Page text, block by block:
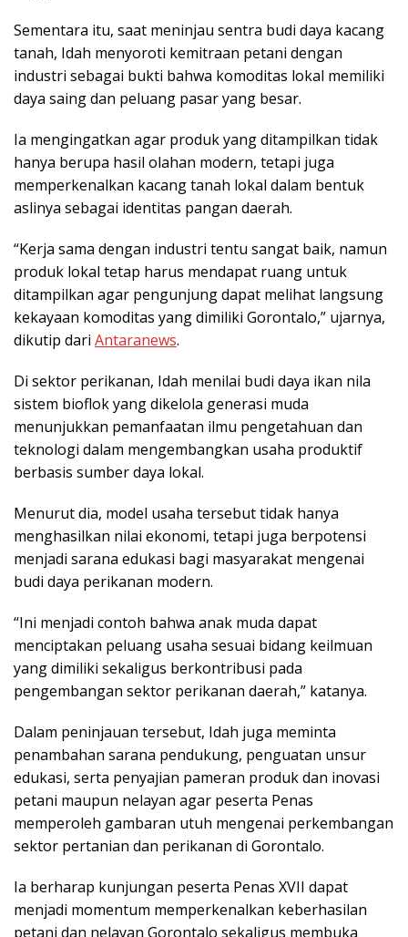
Sementara itu, saat meninjau sentra budi daya kacang
tanah, Idah menyoroti kemitraan petani dengan
industri sebagai bukti bahwa komoditas lokal memiliki
daya saing dan peluang pasar yang besar.
Ia mengingatkan agar produk yang ditampilkan tidak
hanya berupa hasil olahan modern, tetapi juga
memperkenalkan kacang tanah lokal dalam bentuk
aslinya sebagai identitas pangan daerah.
“Kerja sama dengan industri tentu sangat baik, namun
produk lokal tetap harus mendapat ruang untuk
ditampilkan agar pengunjung dapat melihat langsung
kekayaan komoditas yang dimiliki Gorontalo,” ujarnya,
dikutip dari Antaranews.
Di sektor perikanan, Idah menilai budi daya ikan nila
sistem bioflok yang dikelola generasi muda
menunjukkan pemanfaatan ilmu pengetahuan dan
teknologi dalam mengembangkan usaha produktif
berbasis sumber daya lokal.
Menurut dia, model usaha tersebut tidak hanya
menghasilkan nilai ekonomi, tetapi juga berpotensi
menjadi sarana edukasi bagi masyarakat mengenai
budi daya perikanan modern.
“Ini menjadi contoh bahwa anak muda dapat
menciptakan peluang usaha sesuai bidang keilmuan
yang dimiliki sekaligus berkontribusi pada
pengembangan sektor perikanan daerah,” katanya.
Dalam peninjauan tersebut, Idah juga meminta
penambahan sarana pendukung, penguatan unsur
edukasi, serta penyajian pameran produk dan inovasi
petani maupun nelayan agar peserta Penas
memperoleh gambaran utuh mengenai perkembangan
sektor pertanian dan perikanan di Gorontalo.
Ia berharap kunjungan peserta Penas XVII dapat
menjadi momentum memperkenalkan keberhasilan
petani dan nelayan Gorontalo sekaligus membuka